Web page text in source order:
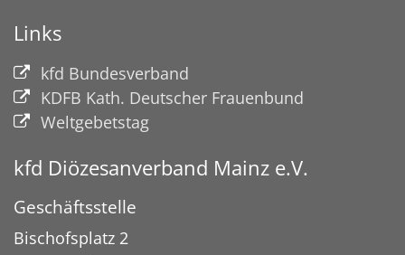
Links
kfd Bundesverband
KDFB Kath. Deutscher Frauenbund
Weltgebetstag
kfd Diözesanverband Mainz e.V.
Geschäftsstelle
Bischofsplatz 2